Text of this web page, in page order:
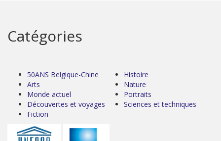
Catégories
50ANS Belgique-Chine
Arts
Monde actuel
Découvertes et voyages
Fiction
Histoire
Nature
Portraits
Sciences et techniques